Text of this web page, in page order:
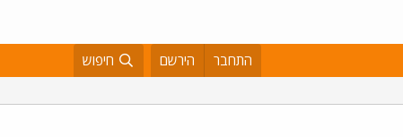
התחבר הירשם חיפוש